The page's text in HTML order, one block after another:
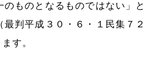
ものとなるものではない」と
判平成３０・６・１民集７２
す。